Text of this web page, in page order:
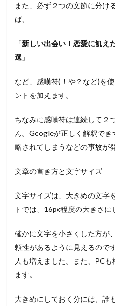
また、必ず２つの文節に分け
ば、
「新しい出会い！恋愛に飢え
選」
など、感嘆符(！や？など)を
ントを加えます。
ちなみに感嘆符は連続して２
ん。Googleが正しく解釈で
略されてしまうなどの事故が
文章の書き方と文字サイズ
文字サイズは、大きめの文字
トでは、16px程度の大きさに
確かに文字を小さくした方が
頼性があるように見えるので
人も増えました。また、PC
ます。
大きめにしておく分には、誰